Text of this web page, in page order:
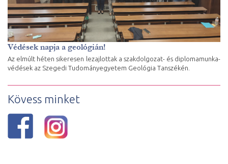
Védések napja a geológián!
Az elmúlt héten sikeresen lezajlottak a szakdolgozat- és diplomamunka-
védések az Szegedi Tudományegyetem Geológia Tanszékén.
Kövess minket